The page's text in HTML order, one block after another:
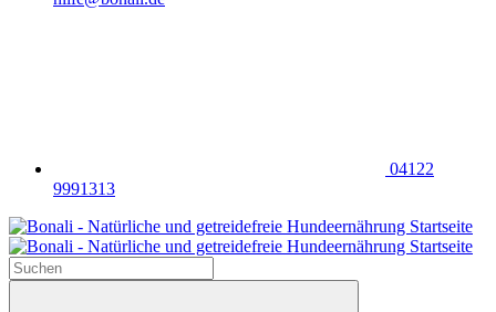
04122
9991313